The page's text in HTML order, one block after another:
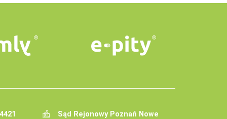
Sąd Rejonowy Poznań Nowe